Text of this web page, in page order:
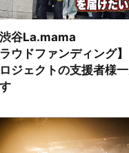
渋谷La.mama
ウドファンディング】
ジェクトの支援者様